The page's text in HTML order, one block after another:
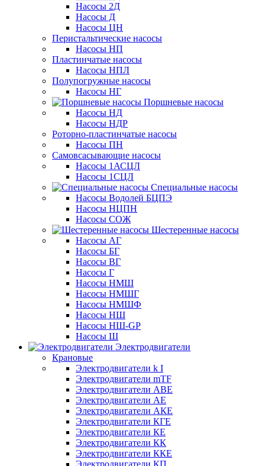
Насосы 2Д
Насосы Д
Насосы ЦН
Перистальтические насосы
Насосы НП
Пластинчатые насосы
Насосы НПЛ
Полупогружные насосы
Насосы НГ
Поршневые насосы
Насосы НД
Насосы НДР
Роторно-пластинчатые насосы
Насосы ПН
Самовсасывающие насосы
Насосы 1АСЦЛ
Насосы 1СЦЛ
Специальные насосы
Насосы Водолей БЦПЭ
Насосы НЦПН
Насосы СОЖ
Шестеренные насосы
Насосы АГ
Насосы БГ
Насосы ВГ
Насосы Г
Насосы НМШ
Насосы НМШГ
Насосы НМШФ
Насосы НШ
Насосы НШ-GP
Насосы Ш
Электродвигатели
Крановые
Электродвигатели k I
Электродвигатели mTF
Электродвигатели АВЕ
Электродвигатели АЕ
Электродвигатели АКЕ
Электродвигатели КГЕ
Электродвигатели КЕ
Электродвигатели КК
Электродвигатели ККЕ
Электродвигатели КП